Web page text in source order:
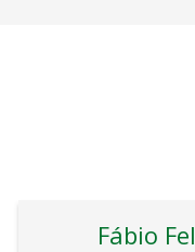
Fábio